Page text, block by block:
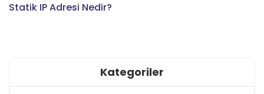
Statik IP Adresi Nedir?
Kategoriler